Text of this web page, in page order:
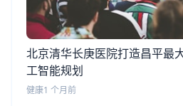
北京清华长庚医院打造昌平最
工智能规划
健康1 个月前